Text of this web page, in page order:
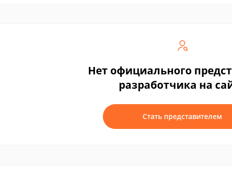
Нет официального
разработчика на
Стать представителем